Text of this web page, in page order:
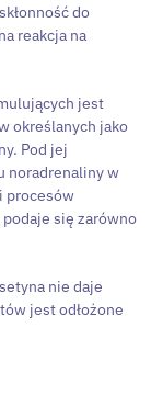
do
reakcja na
jest
określanych jako
Pod jej
noradrenaliny w
procesów
się zarówno
nie daje
jest odłożone